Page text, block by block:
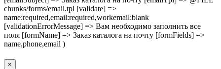
chunks/forms/email.tpl [validate] =>
name:required,email:required,workemail:blank
[validationErrorMessage] => Вам необходимо заполнить все
поля [formName] => Заказ каталога на почту [formFields] =>
name,phone,email )
×